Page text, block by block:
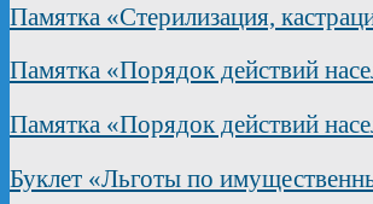
Памятка «Стерилизация,
Памятка «Порядок действий
Памятка «Порядок действий
Буклет «Льготы по